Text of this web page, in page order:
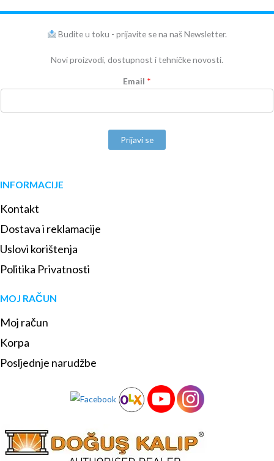
Budite u toku - prijavite se na naš Newsletter.
Novi proizvodi, dostupnost i tehničke novosti.
Email *
Prijavi se
INFORMACIJE
Kontakt
Dostava i reklamacije
Uslovi korištenja
Politika Privatnosti
MOJ RAČUN
Moj račun
Korpa
Posljednje narudžbe